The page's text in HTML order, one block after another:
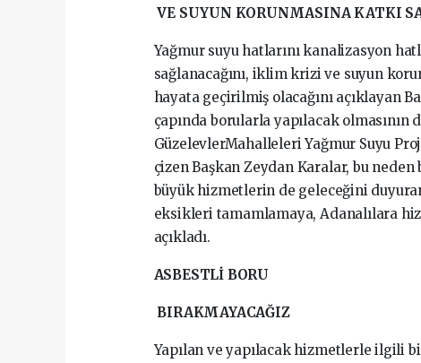
VE SUYUN KORUNMASINA KATKI
Yağmur suyu hatlarını kanalizasyon
sağlanacağını, iklim krizi ve suyun
hayata geçirilmiş olacağını açıklayan
çapında borularla yapılacak
GüzelevlerMahalleleri Yağmur Suyu
çizen Başkan Zeydan Karalar, bu
büyük hizmetlerin de geleceğini
eksikleri tamamlamaya, Adanalılara
açıkladı.
ASBESTLİ BORU
BIRAKMAYACAĞIZ
Yapılan ve yapılacak hizmetlerle ilgili